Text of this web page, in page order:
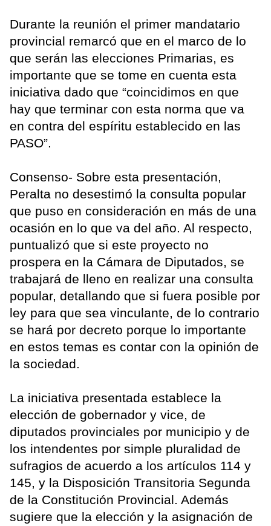
Durante la reunión el primer mandatario
provincial remarcó que en el marco de lo
que serán las elecciones Primarias, es
importante que se tome en cuenta esta
iniciativa dado que “coincidimos en que
hay que terminar con esta norma que va
en contra del espíritu establecido en las
PASO”.
Consenso- Sobre esta presentación,
Peralta no desestimó la consulta popular
que puso en consideración en más de una
ocasión en lo que va del año. Al respecto,
puntualizó que si este proyecto no
prospera en la Cámara de Diputados, se
trabajará de lleno en realizar una consulta
popular, detallando que si fuera posible por
ley para que sea vinculante, de lo contrario
se hará por decreto porque lo importante
en estos temas es contar con la opinión de
la sociedad.
La iniciativa presentada establece la
elección de gobernador y vice, de
diputados provinciales por municipio y de
los intendentes por simple pluralidad de
sufragios de acuerdo a los artículos 114 y
145, y la Disposición Transitoria Segunda
de la Constitución Provincial. Además
sugiere que la elección y la asignación de